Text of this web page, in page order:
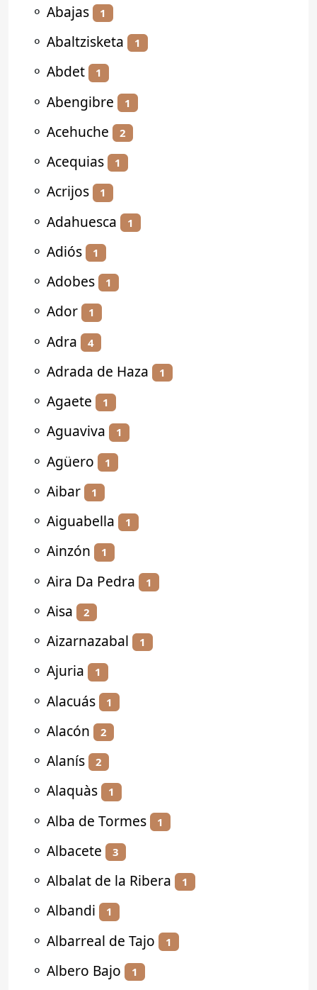
⚬ Abajas 1
⚬ Abaltzisketa 1
⚬ Abdet 1
⚬ Abengibre 1
⚬ Acehuche 2
⚬ Acequias 1
⚬ Acrijos 1
⚬ Adahuesca 1
⚬ Adiós 1
⚬ Adobes 1
⚬ Ador 1
⚬ Adra 4
⚬ Adrada de Haza 1
⚬ Agaete 1
⚬ Aguaviva 1
⚬ Agüero 1
⚬ Aibar 1
⚬ Aiguabella 1
⚬ Ainzón 1
⚬ Aira Da Pedra 1
⚬ Aisa 2
⚬ Aizarnazabal 1
⚬ Ajuria 1
⚬ Alacuás 1
⚬ Alacón 2
⚬ Alanís 2
⚬ Alaquàs 1
⚬ Alba de Tormes 1
⚬ Albacete 3
⚬ Albalat de la Ribera 1
⚬ Albandi 1
⚬ Albarreal de Tajo 1
⚬ Albero Bajo 1